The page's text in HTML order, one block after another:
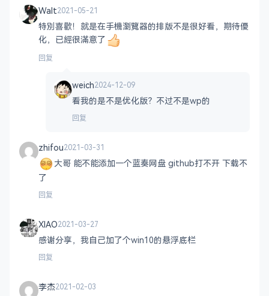
Walt2021-05-21
特別喜歡！就是在手機瀏覽器的排版不是很好看，期待優
化，已經很滿意了
回复
weich2024-12-09
看我的是不是优化版？不过不是wp的
回复
zhifou2021-03-31
大哥 能不能添加一个蓝奏网盘 github打不开 下载不
了
回复
XIAO2021-03-27
感谢分享，我自己加了个win10的悬浮底栏
回复
李杰2021-02-03